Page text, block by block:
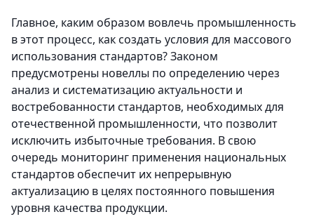
Главное, каким образом вовлечь промышленность
в этот процесс, как создать условия для массового
использования стандартов? Законом
предусмотрены новеллы по определению через
анализ и систематизацию актуальности и
востребованности стандартов, необходимых для
отечественной промышленности, что позволит
исключить избыточные требования. В свою
очередь мониторинг применения национальных
стандартов обеспечит их непрерывную
актуализацию в целях постоянного повышения
уровня качества продукции.